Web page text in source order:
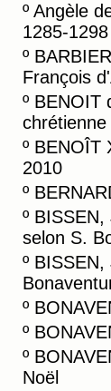
º Angèle
1285-1298
º
François
º BENOIT
chrétienne
º BENOÎT
2010
º
º
selon S.
º
º
º
º
Noël